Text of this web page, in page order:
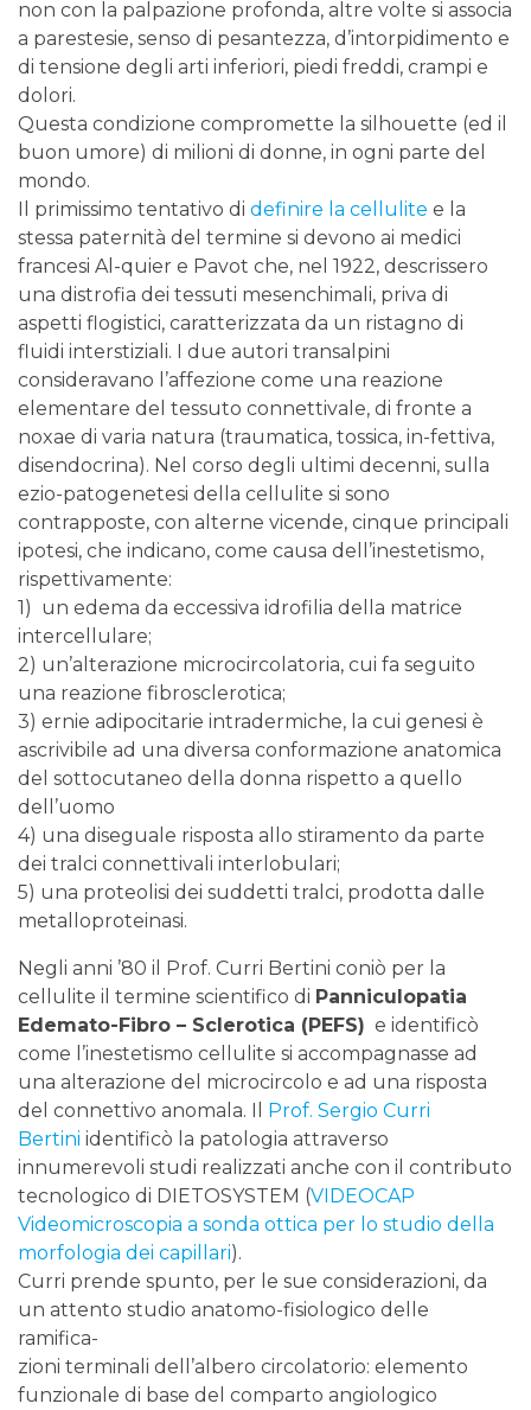
non con la palpazione profonda, altre volte si associa
a parestesie, senso di pesantezza, d’intorpidimento e
di tensione degli arti inferiori, piedi freddi, crampi e
dolori.
Questa condizione compromette la silhouette (ed il
buon umore) di milioni di donne, in ogni parte del
mondo.
Il primissimo tentativo di definire la cellulite e la
stessa paternità del termine si devono ai medici
francesi Al-quier e Pavot che, nel 1922, descrissero
una distrofia dei tessuti mesenchimali, priva di
aspetti flogistici, caratterizzata da un ristagno di
fluidi interstiziali. I due autori transalpini
consideravano l’affezione come una reazione
elementare del tessuto connettivale, di fronte a
noxae di varia natura (traumatica, tossica, in-fettiva,
disendocrina). Nel corso degli ultimi decenni, sulla
ezio-patogenetesi della cellulite si sono
contrapposte, con alterne vicende, cinque principali
ipotesi, che indicano, come causa dell’inestetismo,
rispettivamente:
1) un edema da eccessiva idrofilia della matrice
intercellulare;
2) un’alterazione microcircolatoria, cui fa seguito
una reazione fibrosclerotica;
3) ernie adipocitarie intradermiche, la cui genesi è
ascrivibile ad una diversa conformazione anatomica
del sottocutaneo della donna rispetto a quello
dell’uomo
4) una diseguale risposta allo stiramento da parte
dei tralci connettivali interlobulari;
5) una proteolisi dei suddetti tralci, prodotta dalle
metalloproteinasi.
Negli anni ’80 il Prof. Curri Bertini coniò per la
cellulite il termine scientifico di Panniculopatia
Edemato-Fibro – Sclerotica (PEFS) e identificò
come l’inestetismo cellulite si accompagnasse ad
una alterazione del microcircolo e ad una risposta
del connettivo anomala. Il Prof. Sergio Curri
Bertini identificò la patologia attraverso
innumerevoli studi realizzati anche con il contributo
tecnologico di DIETOSYSTEM (VIDEOCAP
Videomicroscopia a sonda ottica per lo studio della
morfologia dei capillari).
Curri prende spunto, per le sue considerazioni, da
un attento studio anatomo-fisiologico delle
ramifica-
zioni terminali dell’albero circolatorio: elemento
funzionale di base del comparto angiologico